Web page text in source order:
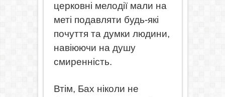
церковні мелодії мали на
меті подавляти будь-які
почуття та думки людини,
навіюючи на душу
смиренність.
Втім, Бах ніколи не